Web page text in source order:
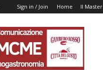
Sign in / Join Home Il Master